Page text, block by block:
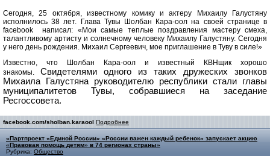
Сегодня, 25 октября, известному комику и актеру Михаилу Галустяну
исполнилось 38 лет. Глава Тувы Шолбан Кара-оол на своей странице в
facebook написал: «Мои самые теплые поздравления мастеру смеха,
талантливому артисту и солнечному человеку Михаилу Галустяну. Сегодня
у него день рождения. Михаил Сергеевич, мое приглашение в Туву в силе!»
Известно, что Шолбан Кара-оол и известный КВНщик хорошо
знакомы. Свидетелями одного из таких дружеских звонков
Михаила Галустяна руководителю республики стали главы
муниципалитетов Тувы, собравшиеся на заседание
Ресгоссовета.
facebook.com/sholban.karaool Подробнее
«Партпроект «Единой России» «России важен каждый ребенок» запускает акцию
«Правовая помощь детям» в 74 регионах страны»
Рубрика: Общество